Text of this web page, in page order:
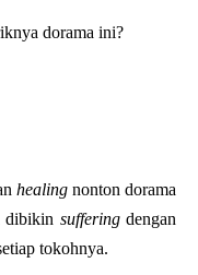
dorama ini?
healing nonton dorama
dibikin sufferingdengan
tokohnya.